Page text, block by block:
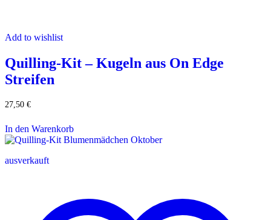
Add to wishlist
Quilling-Kit – Kugeln aus On Edge
Streifen
27,50 €
In den Warenkorb
ausverkauft